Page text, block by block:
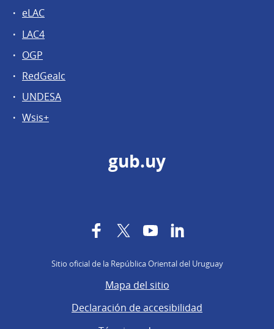
eLAC
LAC4
OGP
RedGealc
UNDESA
Wsis+
gub.uy
FacebookTwitterYouTube
Sitio oficial de la República Oriental del Uruguay
Mapa del sitio
Declaración de accesibilidad